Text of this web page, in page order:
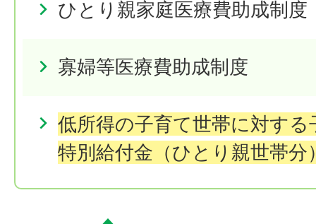
ひとり親家庭医療費助成制度
寡婦等医療費助成制度
低所得の子育て世帯に対す
特別給付金（ひとり親世帯分